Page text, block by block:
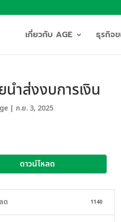
เกี่ยวกับ AGE ธุรกิจ
นำส่งงบการเงิน
| ก.ย. 3, 2025
ดาวน์โหลด
ด 1140